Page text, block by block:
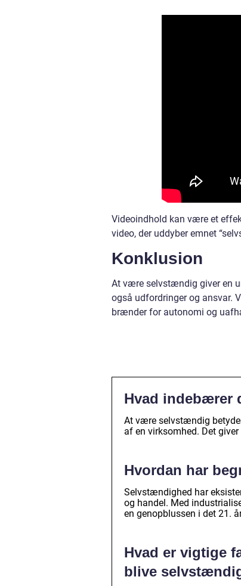
Videoindhold kan være et
video, der uddyber emnet
Konklusion
At være selvstændig giver en
også udfordringer og ansvar.
brænder for autonomi og
Hvad indebærer
At være selvstændig
af en virksomhed. Det
Hvordan har
Selvstændighed har
og handel. Med
en genopblussen i det 21.
Hvad er vigtige
blive